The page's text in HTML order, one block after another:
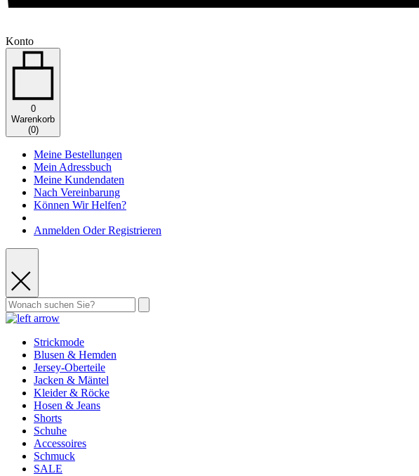
Konto
0
Warenkorb
(0)
Meine Bestellungen
Mein Adressbuch
Meine Kundendaten
Nach Vereinbarung
Können Wir Helfen?
Anmelden Oder Registrieren
Strickmode
Blusen & Hemden
Jersey-Oberteile
Jacken & Mäntel
Kleider & Röcke
Hosen & Jeans
Shorts
Schuhe
Accessoires
Schmuck
SALE